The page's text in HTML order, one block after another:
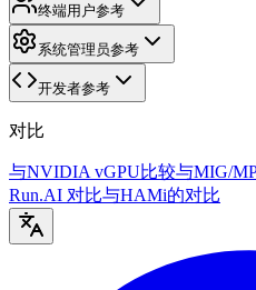
终端用户参考
系统管理员参考
开发者参考
对比
与NVIDIA vGPU比较与MIG/
Run.AI 对比与HAMi的对比